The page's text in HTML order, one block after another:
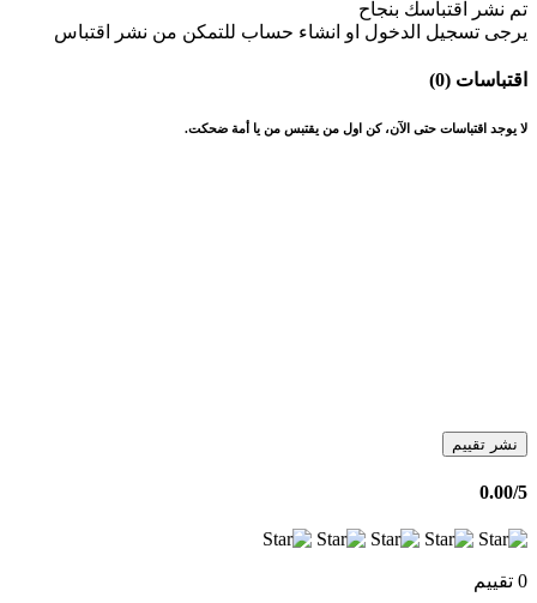
تم نشر اقتباسك بنجاح
يرجى تسجيل الدخول او انشاء حساب للتمكن من نشر اقتباس
اقتباسات (0)
لا يوجد اقتباسات حتى الآن، كن اول من يقتبس من يا أمة ضحكت.
نشر تقييم
0.00/5
0 تقييم